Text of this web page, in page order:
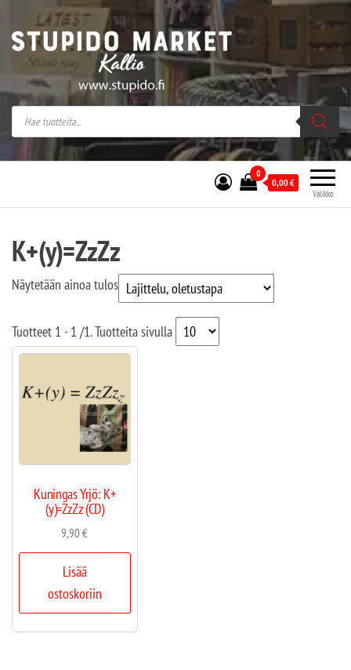
Stupido Market – verkossa ja kivijalassa
Stupido Market on vaihtoehtomusaan
erikoistunut verkko- sekä
kivijalkakauppa Helsingissä Kallion
sydämessä.
Valikko
0
0,00€
K+(y)=ZzZz
Näytetään ainoa tulos
Tuotteet 1 - 1 /1. Tuotteita sivulla
Kuningas Yrjö: K+
(y)=ZzZz (CD)
9,90€
Lisää
ostoskoriin